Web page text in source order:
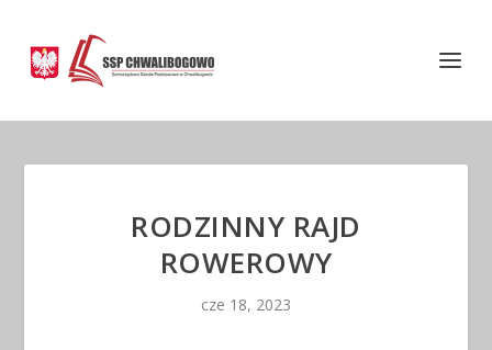
RODZINNY RAJD
ROWEROWY
cze 18, 2023